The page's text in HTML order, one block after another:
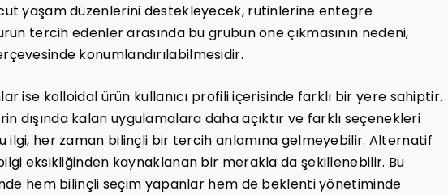
yaşam düzenlerini destekleyecek, rutinlerine entegre
tercih edenler arasında bu grubun öne çıkmasının nedeni,
konumlandırılabilmesidir.
ise kolloidal ürün kullanıcı profili içerisinde farklı bir yere sahiptir.
dışında kalan uygulamalara daha açıktır ve farklı seçenekleri
ilgi, her zaman bilinçli bir tercih anlamına gelmeyebilir. Alternatif
eksikliğinden kaynaklanan bir merakla da şekillenebilir. Bu
hem bilinçli seçim yapanlar hem de beklenti yönetiminde